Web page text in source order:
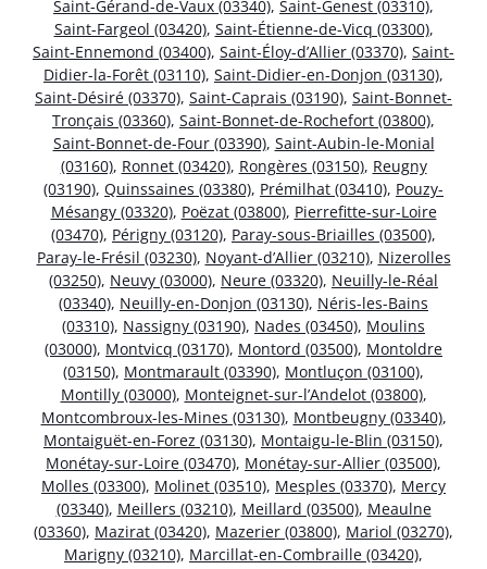
Saint-Gérand-de-Vaux (03340), Saint-Genest (03310),
Saint-Fargeol (03420), Saint-Étienne-de-Vicq (03300),
Saint-Ennemond (03400), Saint-Éloy-d’Allier (03370), Saint-
Didier-la-Forêt (03110), Saint-Didier-en-Donjon (03130),
Saint-Désiré (03370), Saint-Caprais (03190), Saint-Bonnet-
Tronçais (03360), Saint-Bonnet-de-Rochefort (03800),
Saint-Bonnet-de-Four (03390), Saint-Aubin-le-Monial
(03160), Ronnet (03420), Rongères (03150), Reugny
(03190), Quinssaines (03380), Prémilhat (03410), Pouzy-
Mésangy (03320), Poëzat (03800), Pierrefitte-sur-Loire
(03470), Périgny (03120), Paray-sous-Briailles (03500),
Paray-le-Frésil (03230), Noyant-d’Allier (03210), Nizerolles
(03250), Neuvy (03000), Neure (03320), Neuilly-le-Réal
(03340), Neuilly-en-Donjon (03130), Néris-les-Bains
(03310), Nassigny (03190), Nades (03450), Moulins
(03000), Montvicq (03170), Montord (03500), Montoldre
(03150), Montmarault (03390), Montluçon (03100),
Montilly (03000), Monteignet-sur-l’Andelot (03800),
Montcombroux-les-Mines (03130), Montbeugny (03340),
Montaiguët-en-Forez (03130), Montaigu-le-Blin (03150),
Monétay-sur-Loire (03470), Monétay-sur-Allier (03500),
Molles (03300), Molinet (03510), Mesples (03370), Mercy
(03340), Meillers (03210), Meillard (03500), Meaulne
(03360), Mazirat (03420), Mazerier (03800), Mariol (03270),
Marigny (03210), Marcillat-en-Combraille (03420),